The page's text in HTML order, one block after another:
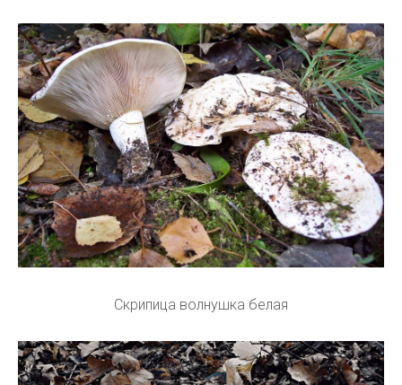
Скрипица волнушка белая